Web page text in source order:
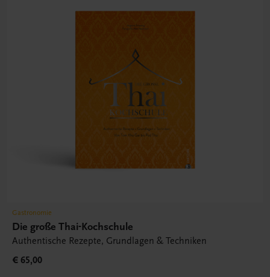
Gastronomie
Die große Thai-Kochschule
Authentische Rezepte, Grundlagen & Techniken
€ 65,00